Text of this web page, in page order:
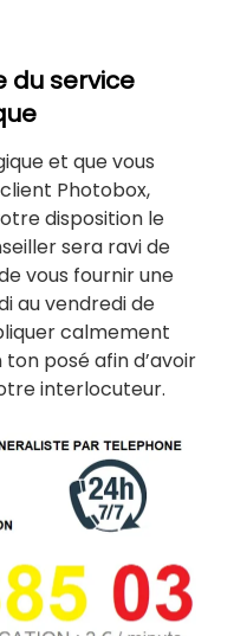
du service
et que vous
Photobox,
disposition le
sera ravi de
vous fournir une
au vendredi de
calmement
posé afin d’avoir
interlocuteur.